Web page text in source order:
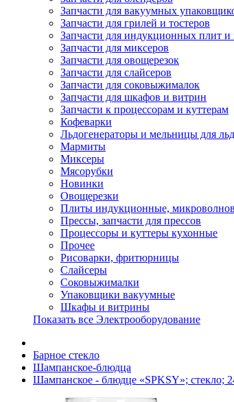
Запчасти для вакуумных
Запчасти для грилей и тостеров
Запчасти для индукционных плит
Запчасти для миксеров
Запчасти для овощерезок
Запчасти для слайсеров
Запчасти для соковыжималок
Запчасти для шкафов и витрин
Запчасти к процессорам и куттерам
Кофеварки
Льдогенераторы и мельницы для
Мармиты
Миксеры
Мясорубки
Новинки
Овощерезки
Плиты индукционные,
Прессы, запчасти для прессов
Процессоры и куттеры кухонные
Прочее
Рисоварки, фритюрницы
Слайсеры
Соковыжималки
Упаковщики вакуумные
Шкафы и витрины
Показать все Электрооборудование
Барное стекло
Шампанское-блюдца
Шампанское - блюдце «SPKSY»; стекло;